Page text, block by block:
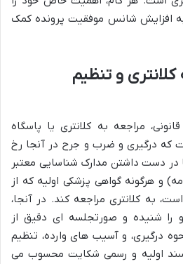
افزایش شانس موفقیت پرونده کمک
و تنظیم
مراجعه به کلانتری یا پاسگاه
که درگیری و ضرب و جرح در آنجا رخ
در دست داشتن مدارک شناسایی معتبر
و هرگونه گواهی پزشکی اولیه که از
به کلانتری مراجعه کند. در آنجا،
او را شنیده و صورتجلسه ای دقیق از
درگیری، و آسیب های وارده، تنظیم
اولیه و رسمی شکایت محسوب می